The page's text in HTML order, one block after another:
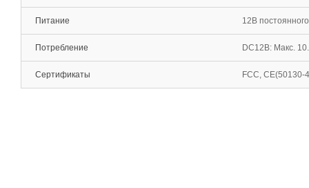
Питание 12В
Потребление DC12В: Макс.
Сертификаты FCC, CE(50130-